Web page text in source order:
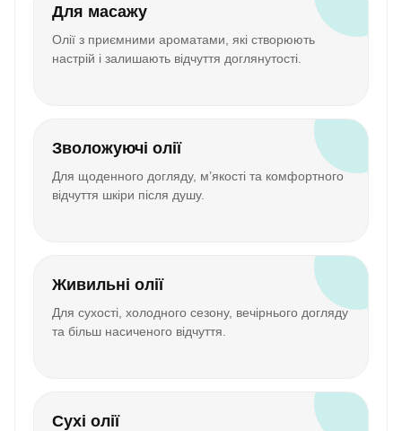
Для масажу
Олії з приємними ароматами, які створюють
настрій і залишають відчуття доглянутості.
Зволожуючі олії
Для щоденного догляду, м’якості та комфортного
відчуття шкіри після душу.
Живильні олії
Для сухості, холодного сезону, вечірнього догляду
та більш насиченого відчуття.
Сухі олії